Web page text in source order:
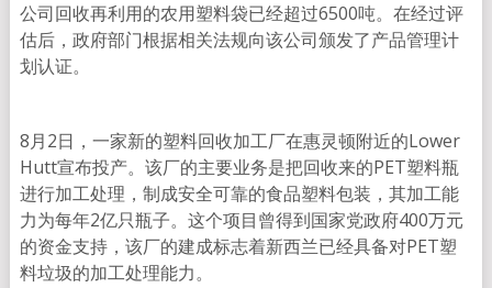
公司回收再利用的农用塑料袋已经超过6500吨。在经过评
估后，政府部门根据相关法规向该公司颁发了产品管理计
划认证。
8月2日，一家新的塑料回收加工厂在惠灵顿附近的Lower
Hutt宣布投产。该厂的主要业务是把回收来的PET塑料瓶
进行加工处理，制成安全可靠的食品塑料包装，其加工能
力为每年2亿只瓶子。这个项目曾得到国家党政府400万元
的资金支持，该厂的建成标志着新西兰已经具备对PET塑
料垃圾的加工处理能力。